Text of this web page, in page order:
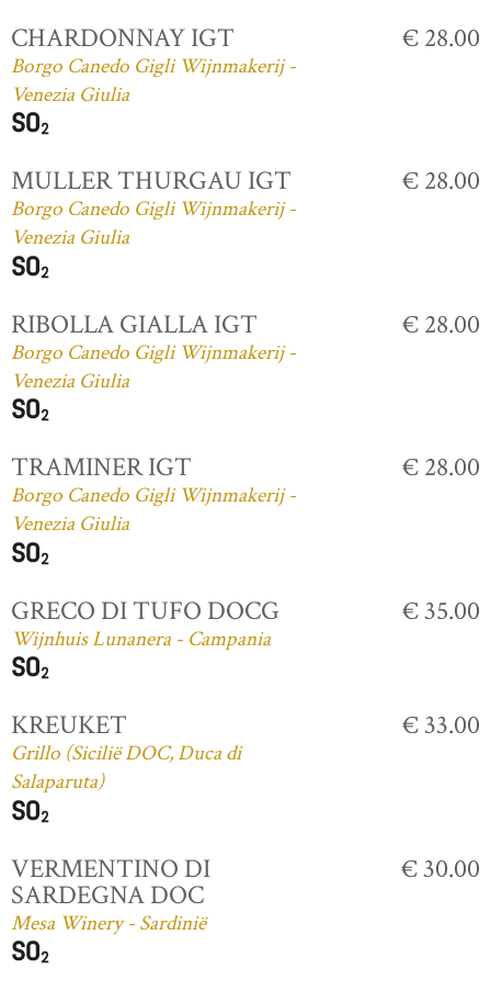
CHARDONNAY IGT
Borgo Canedo Gigli Wijnmakerij -
Venezia Giulia
€ 28.00
MULLER THURGAU IGT
Borgo Canedo Gigli Wijnmakerij -
Venezia Giulia
€ 28.00
RIBOLLA GIALLA IGT
Borgo Canedo Gigli Wijnmakerij -
Venezia Giulia
€ 28.00
TRAMINER IGT
Borgo Canedo Gigli Wijnmakerij -
Venezia Giulia
€ 28.00
GRECO DI TUFO DOCG
Wijnhuis Lunanera - Campania
€ 35.00
KREUKET
Grillo (Sicilië DOC, Duca di
Salaparuta)
€ 33.00
VERMENTINO DI
SARDEGNA DOC
Mesa Winery - Sardinië
€ 30.00